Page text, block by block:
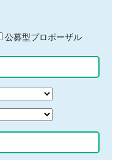
公募型プロポーザル